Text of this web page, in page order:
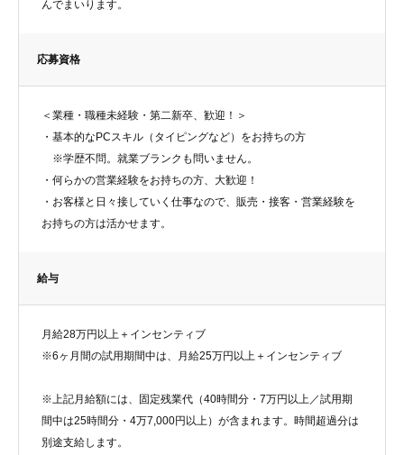
んでまいります。
応募資格
＜業種・職種未経験・第二新卒、歓迎！＞
・基本的なPCスキル（タイピングなど）をお持ちの方
※学歴不問。就業ブランクも問いません。
・何らかの営業経験をお持ちの方、大歓迎！
・お客様と日々接していく仕事なので、販売・接客・営業経験を
お持ちの方は活かせます。
給与
月給28万円以上＋インセンティブ
※6ヶ月間の試用期間中は、月給25万円以上＋インセンティブ
※上記月給額には、固定残業代（40時間分・7万円以上／試用期
間中は25時間分・4万7,000円以上）が含まれます。時間超過分は
別途支給します。